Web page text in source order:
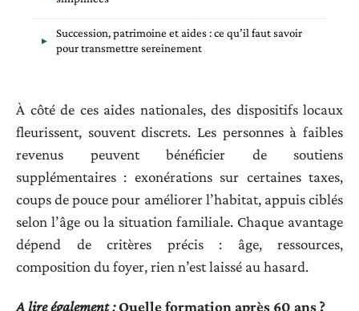
Succession, patrimoine et aides : ce qu’il faut savoir
pour transmettre sereinement
À côté de ces aides nationales, des dispositifs locaux
fleurissent, souvent discrets. Les personnes à faibles
revenus peuvent bénéficier de soutiens
supplémentaires : exonérations sur certaines taxes,
coups de pouce pour améliorer l’habitat, appuis ciblés
selon l’âge ou la situation familiale. Chaque avantage
dépend de critères précis : âge, ressources,
composition du foyer, rien n’est laissé au hasard.
A lire également :Quelle formation après 60 ans ?